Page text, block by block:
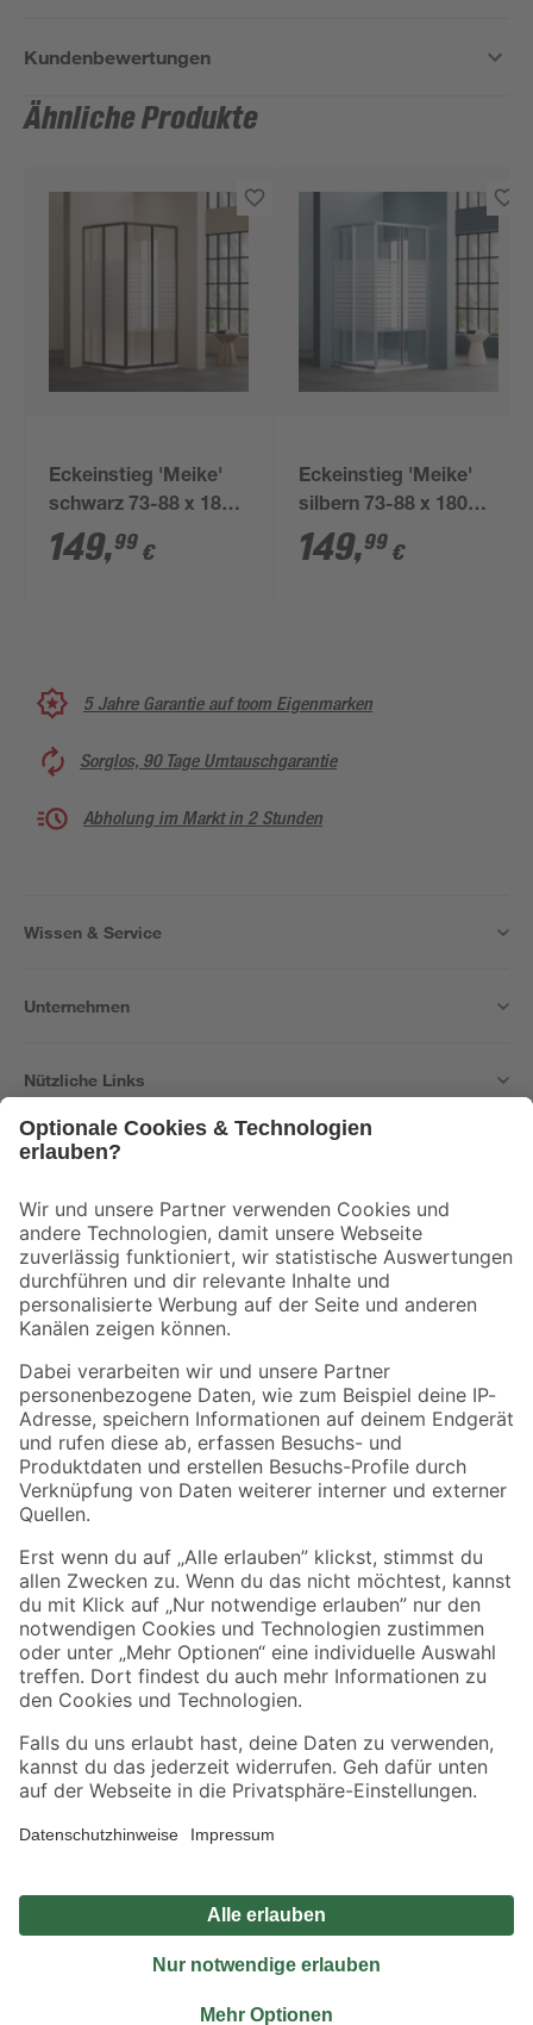
Kundenbewertungen
Ähnliche Produkte
Eckeinstieg 'Meike'
schwarz 73-88 x 180
cm
149,99 €
Eckeinstieg 'Meike'
silbern 73-88 x 180
cm
149,99 €
5 Jahre Garantie auf toom Eigenmarken
Sorglos, 90 Tage Umtauschgarantie
Abholung im Markt in 2 Stunden
Wissen & Service
Unternehmen
Nützliche Links
Der toom Newsletter: Keine Angebote und Aktionen mehr verpassen!
Zur Newsletter Anmeldung
Folge uns
Zahlungsarten Versandarten
Sicher einkaufen
Jetzt die toom-App herunterladen
Alle Preisangaben in EUR inkl. gesetzl. MwSt.. Die dargestellten Angebote sind unter
Umständen nicht in allen Märkten verfügbar. Die angegebenen Verfügbarkeiten beziehen
Produkte nur solange der Vorrat reicht.
*Paketversand ab 59 € versandkostenfrei, gilt nicht für Artikel mit Speditionsversand, hier
Privatsphäre Impressum
Nutzungsbedingungen
Widerrufsrecht
Vertrag widerrufen
© 2026 toom Baumarkt GmbH